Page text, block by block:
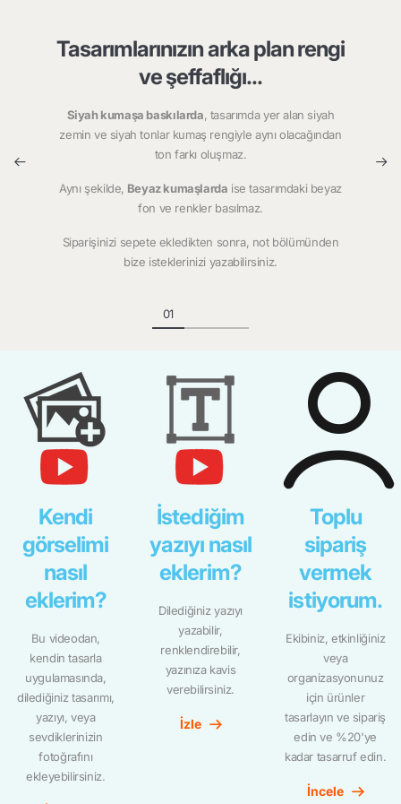
Tasarımlarınızın arka plan rengi
ve şeffaflığı...
Siyah kumaşa baskılarda, tasarımda yer alan siyah
zemin ve siyah tonlar kumaş rengiyle aynı olacağından
ton farkı oluşmaz.
Aynı şekilde, Beyaz kumaşlarda ise tasarımdaki beyaz
fon ve renkler basılmaz.
Siparişinizi sepete ekledikten sonra, not bölümünden
bize isteklerinizi yazabilirsiniz.
Kendi
görselimi
nasıl
eklerim?
Bu videodan,
kendin tasarla
uygulamasında,
dilediğiniz tasarımı,
yazıyı, veya
sevdiklerinizin
fotoğrafını
ekleyebilirsiniz.
İstediğim
yazıyı nasıl
eklerim?
Dilediğiniz yazıyı
yazabilir,
renklendirebilir,
yazınıza kavis
verebilirsiniz.
İzle
Toplu
sipariş
vermek
istiyorum.
Ekibiniz, etkinliğiniz
veya
organizasyonunuz
için ürünler
tasarlayın ve sipariş
edin ve %20'ye
kadar tasarruf edin.
İncele